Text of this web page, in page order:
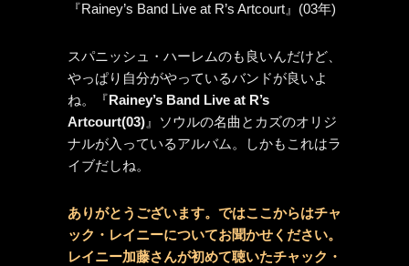
『Rainey’s Band Live at R’s Artcourt』(03年)
スパニッシュ・ハーレムのも良いんだけど、
やっぱり自分がやっているバンドが良いよ
ね。『Rainey’s Band Live at R’s
Artcourt(03) 』ソウルの名曲とカズのオリジ
ナルが入っているアルバム。しかもこれはラ
イブだしね。
ありがとうございます。ではここからはチャ
ック・レイニーについてお聞かせください。
レイニー加藤さんが初めて聴いたチャック・